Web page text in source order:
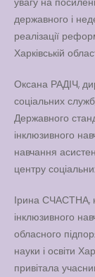
державного і
реалізації
Харківській
Оксана РАДІЧ,
соціальних
Державного
інклюзивного
навчання
центру
Ірина СЧАСТНА,
інклюзивного
обласного
науки і освіти
привітала